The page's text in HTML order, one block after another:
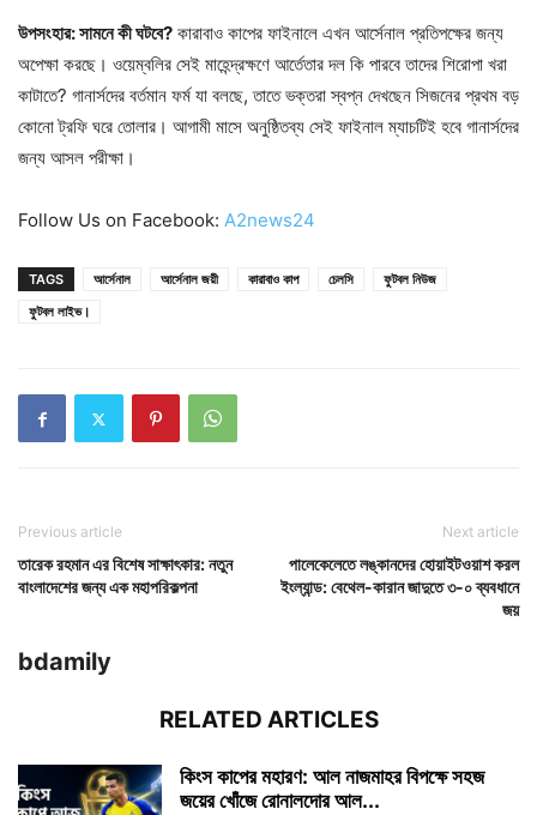
উপসংহার: সামনে কী ঘটবে? কারাবাও কাপের ফাইনালে এখন আর্সেনাল প্রতিপক্ষের জন্য
অপেক্ষা করছে। ওয়েম্বলির সেই মাহেন্দ্রক্ষণে আর্তেতার দল কি পারবে তাদের শিরোপা খরা
কাটাতে? গানার্সদের বর্তমান ফর্ম যা বলছে, তাতে ভক্তরা স্বপ্ন দেখছেন সিজনের প্রথম বড়
কোনো ট্রফি ঘরে তোলার। আগামী মাসে অনুষ্ঠিতব্য সেই ফাইনাল ম্যাচটিই হবে গানার্সদের
জন্য আসল পরীক্ষা।
Follow Us on Facebook: A2news24
TAGS আর্সেনাল আর্সেনাল জয়ী কারাবাও কাপ চেলসি
ফুটবল নিউজ
ফুটবল লাইভ।
Previous article
তারেক রহমান এর বিশেষ সাক্ষাৎকার: নতুন
বাংলাদেশের জন্য এক মহাপরিকল্পনা
Next article
পালেকেলেতে লঙ্কানদের হোয়াইটওয়াশ করল
ইংল্যান্ড: বেথেল-কারান জাদুতে ৩-০ ব্যবধানে
জয়
bdamily
RELATED ARTICLES
কিংস কাপের মহারণ: আল নাজমাহর বিপক্ষে সহজ
জয়ের খোঁজে রোনালদোর আল...